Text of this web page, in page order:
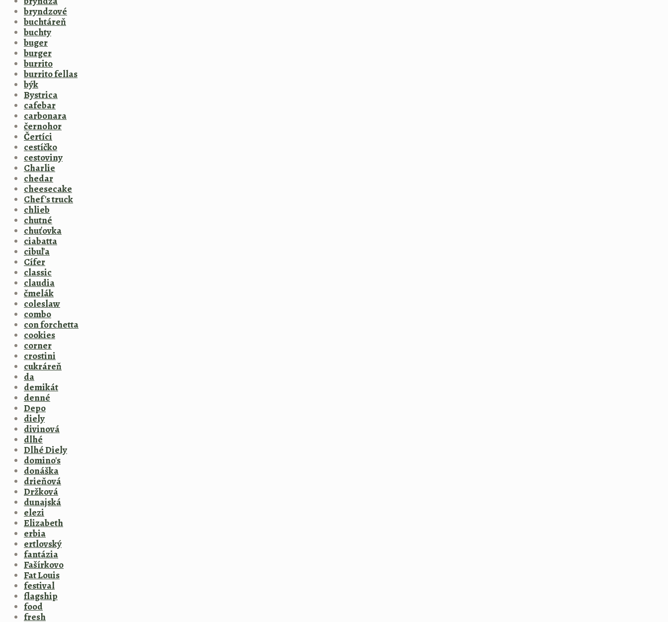
bryndzové
buchtáreň
buchty
buger
burger
burrito
burrito fellas
býk
Bystrica
cafebar
carbonara
černohor
Čertíci
cestíčko
cestoviny
Charlie
chedar
cheesecake
Chef's truck
chlieb
chutné
chuťovka
ciabatta
cibuľa
Cífer
classic
claudia
čmelák
coleslaw
combo
con forchetta
cookies
corner
crostini
cukráreň
da
demikát
denné
Depo
diely
divinová
dlhé
Dlhé Diely
domino's
donáška
drieňová
Držková
dunajská
elezi
Elizabeth
erbia
ertlovský
fantázia
Fašírkovo
Fat Louis
festival
flagship
food
fresh